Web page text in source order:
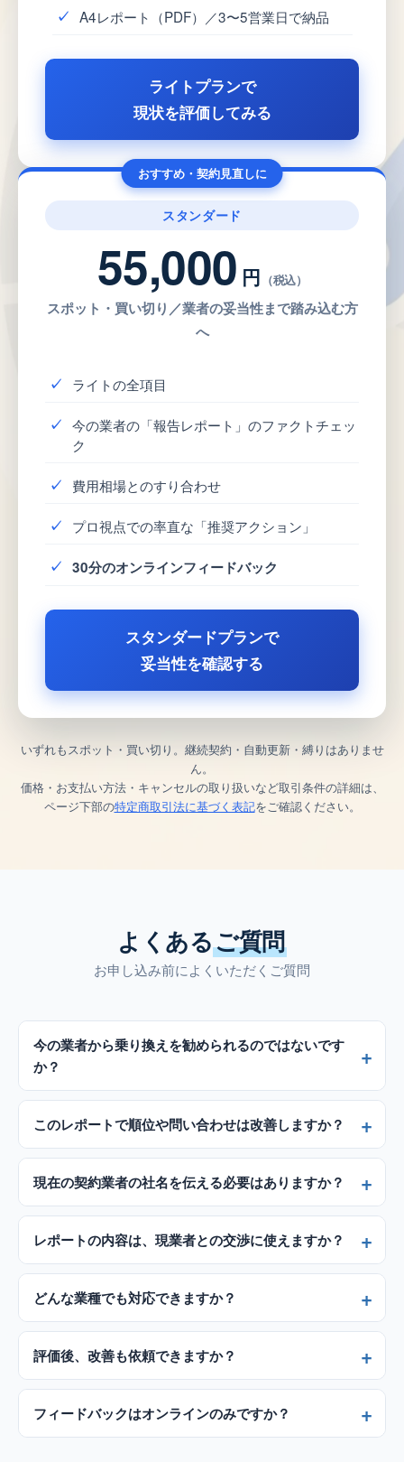
A4レポート（PDF）／3〜5営業日で納品
ライトプランで
現状を評価してみる
おすすめ・契約見直しに
スタンダード
55,000 円 （税込）
スポット・買い切り／業者の妥当性まで踏み込む方
へ
ライトの全項目
今の業者の「報告レポート」のファクトチェッ
ク
費用相場とのすり合わせ
プロ視点での率直な「推奨アクション」
30分のオンラインフィードバック
スタンダードプランで
妥当性を確認する
いずれもスポット・買い切り。継続契約・自動更新・縛りはありませ
ん。
価格・お支払い方法・キャンセルの取り扱いなど取引条件の詳細は、
ページ下部の特定商取引法に基づく表記をご確認ください。
よくあるご質問
お申し込み前によくいただくご質問
今の業者から乗り換えを勧められるのではないです
か？
このレポートで順位や問い合わせは改善しますか？
現在の契約業者の社名を伝える必要はありますか？
レポートの内容は、現業者との交渉に使えますか？
どんな業種でも対応できますか？
評価後、改善も依頼できますか？
フィードバックはオンラインのみですか？